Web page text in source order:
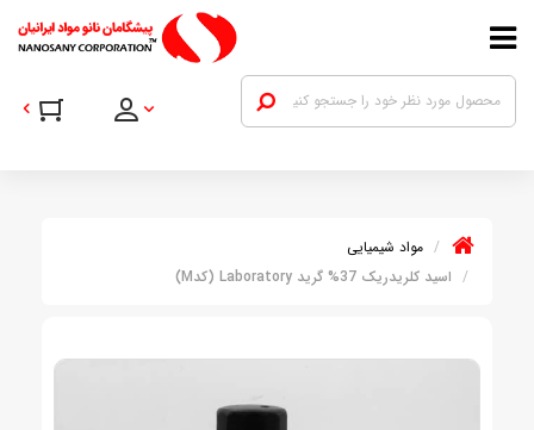
مواد شیمیایی
اسید کلریدریک 37% گرید Laboratory (کدM)